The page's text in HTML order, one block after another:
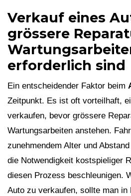
Verkauf eines
grössere
erforderlich sind
Ein entscheidender Faktor beim
Zeitpunkt. Es ist oft vorteilhaft,
verkaufen, bevor grössere
Wartungsarbeiten anstehen.
zunehmendem Alter und
die Notwendigkeit kostspieliger
diesen Prozess beschleunigen.
Auto zu verkaufen, sollte man in